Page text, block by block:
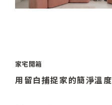
家宅開箱
用留白捕捉家的簡淨溫度